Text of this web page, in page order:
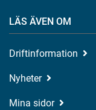
LÄS ÄVEN OM
Driftinformation
Nyheter
Mina sidor